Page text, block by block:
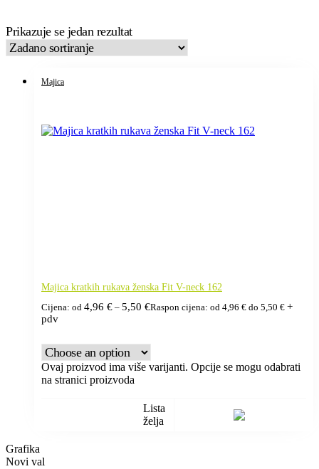
Prikazuje se jedan rezultat
Majica
Majica kratkih rukava ženska Fit V-neck 162
Cijena: od 4,96 € – 5,50 €Raspon cijena: od 4,96 € do 5,50 € +
pdv
Ovaj proizvod ima više varijanti. Opcije se mogu odabrati
na stranici proizvoda
Lista
želja
Grafika
Novi val